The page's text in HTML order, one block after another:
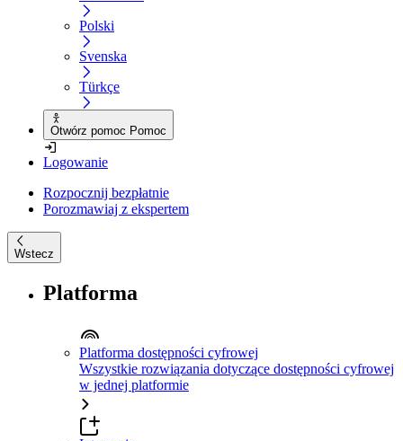
Polski
Svenska
Türkçe
Otwórz pomoc Pomoc
Logowanie
Rozpocznij bezpłatnie
Porozmawiaj z ekspertem
Wstecz
Platforma
Platforma dostępności cyfrowej
Wszystkie rozwiązania dotyczące dostępności cyfrowej
w jednej platformie